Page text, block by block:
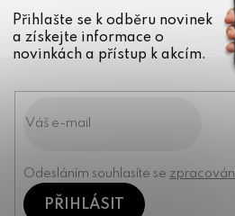
Přihlašte se k odběru novinek
a získejte informace o
novinkách a přístup k akcím.
Odesláním souhlasíte se
PŘIHLÁSIT